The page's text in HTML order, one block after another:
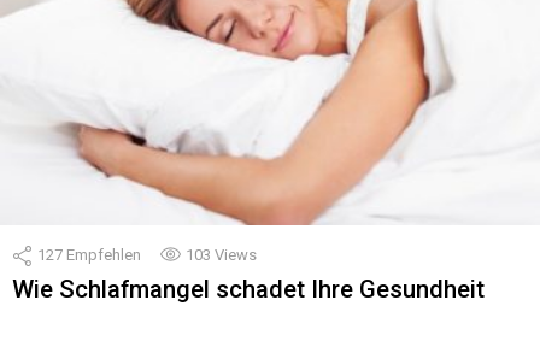
127 Empfehlen 103 Views
Wie Schlafmangel schadet Ihre Gesundheit